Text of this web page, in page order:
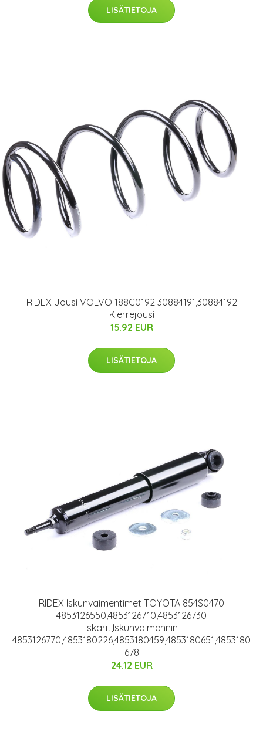
LISÄTIETOJA
RIDEX Jousi VOLVO 188C0192 30884191,30884192
Kierrejousi
15.92 EUR
LISÄTIETOJA
RIDEX Iskunvaimentimet TOYOTA 854S0470
4853126550,4853126710,4853126730
Iskarit,Iskunvaimennin
4853126770,4853180226,4853180459,4853180651,4853180
678
24.12 EUR
LISÄTIETOJA